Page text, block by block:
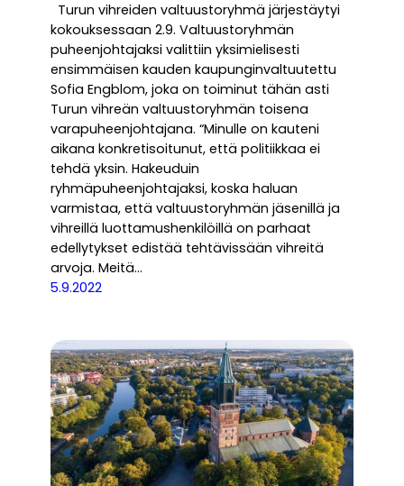
Turun vihreiden valtuustoryhmä järjestäytyi
kokouksessaan 2.9. Valtuustoryhmän
puheenjohtajaksi valittiin yksimielisesti
ensimmäisen kauden kaupunginvaltuutettu
Sofia Engblom, joka on toiminut tähän asti
Turun vihreän valtuustoryhmän toisena
varapuheenjohtajana. “Minulle on kauteni
aikana konkretisoitunut, että politiikkaa ei
tehdä yksin. Hakeuduin
ryhmäpuheenjohtajaksi, koska haluan
varmistaa, että valtuustoryhmän jäsenillä ja
vihreillä luottamushenkilöillä on parhaat
edellytykset edistää tehtävissään vihreitä
arvoja. Meitä…
5.9.2022